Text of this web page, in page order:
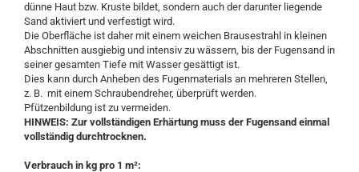
dünne Haut bzw. Kruste bildet, sondern auch der darunter liegende
Sand aktiviert und verfestigt wird.
Die Oberfläche ist daher mit einem weichen Brausestrahl in kleinen
Abschnitten ausgiebig und intensiv zu wässern, bis der Fugensand in
seiner gesamten Tiefe mit Wasser gesättigt ist.
Dies kann durch Anheben des Fugenmaterials an mehreren Stellen,
z. B. mit einem Schraubendreher, überprüft werden.
Pfützenbildung ist zu vermeiden.
HINWEIS: Zur vollständigen Erhärtung muss der Fugensand einmal
vollständig durchtrocknen.
Verbrauch in kg pro 1 m²: